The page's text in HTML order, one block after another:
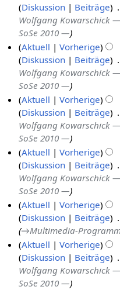
s
s
u
n
g
n
g
z
u
s
a
m
m
e
n
f
a
s
s
u
n
g
2M
0
Diskussion
Beiträge
Wolfgang
SoSe 2010 —
M
0
Aktuell Vorherige
Diskussion
Beiträge
Wolfgang
SoSe 2010 —
p
2
0
Aktuell Vorherige
Diskussion
Beiträge
Wolfgang
SoSe 2010 —
Aktuell
Vorherige
Diskussion
Beiträge
Wolfgang
SoSe 2010 —
Aktuell
Vorherige
Diskussion
Beiträge
→Multimedia-
Aktuell
Vorherige
Diskussion
Beiträge
Wolfgang
SoSe 2010 —